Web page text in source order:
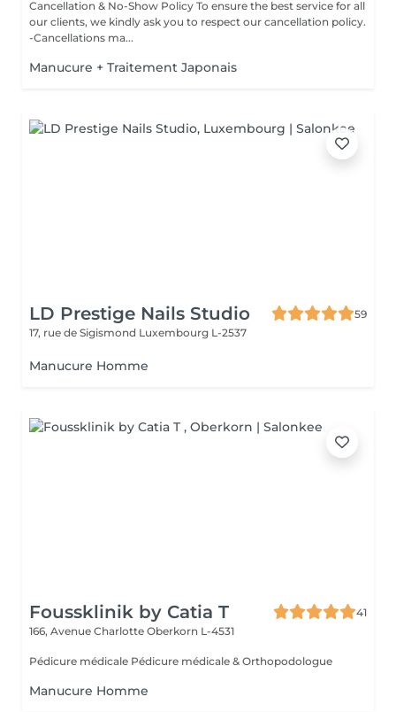
Cancellation & No-Show Policy To ensure the best service for all
our clients, we kindly ask you to respect our cancellation policy.
-Cancellations ma...
Manucure + Traitement Japonais
LD Prestige Nails Studio
59
17, rue de Sigismond Luxembourg L-2537
Manucure Homme
Foussklinik by Catia T
41
166, Avenue Charlotte Oberkorn L-4531
Pédicure médicale Pédicure médicale & Orthopodologue
Manucure Homme